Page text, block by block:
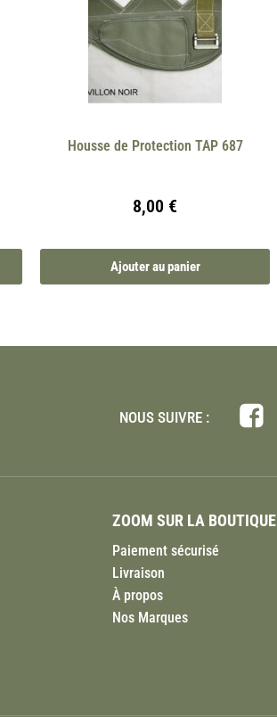
Housse de Protection TAP 687
8,00 €
Ajouter au panier
NOUS SUIVRE :
ZOOM SUR LA BOUTIQUE
Paiement sécurisé
Livraison
À propos
Nos Marques